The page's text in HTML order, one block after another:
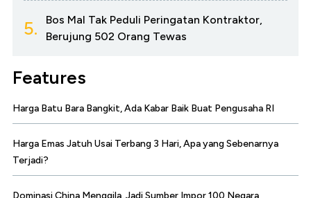
5.
Bos Mal Tak Peduli Peringatan Kontraktor,
Berujung 502 Orang Tewas
Features
Harga Batu Bara Bangkit, Ada Kabar Baik Buat Pengusaha RI
Harga Emas Jatuh Usai Terbang 3 Hari, Apa yang Sebenarnya
Terjadi?